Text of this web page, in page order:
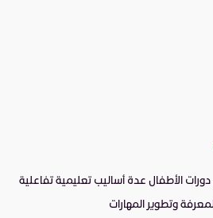
الأطفال عدة أساليب تعليمية تفاعلية
وتطوير المهارات